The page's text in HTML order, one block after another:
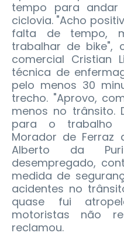
tempo para
ciclovia. "Acho
falta de tempo,
trabalhar de bike",
comercial Cristian
técnica de
pelo menos 30
trecho. "Aprovo,
menos no trânsito.
para o trabalho
Morador de Ferraz
Alberto da
desempregado,
medida de
acidentes no
quase fui
motoristas não
reclamou.